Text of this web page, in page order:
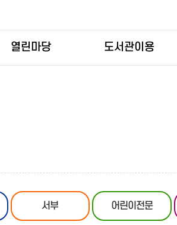
열린마당 도서관이용
서부 어린이전문